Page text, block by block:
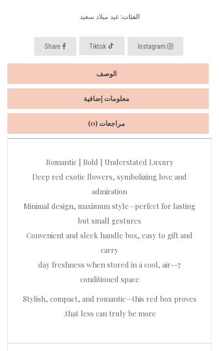
الفئات: عيد ميلاد سعيد
الوصف
معلومات إضافية
مراجعات (0)
Romantic | Bold | Understated Luxury
Deep red exotic flowers, symbolizing love and
admiration
Minimal design, maximum style—perfect for lasting
but small gestures
Convenient and sleek handle box, easy to gift and
carry
7-day freshness when stored in a cool, air-
conditioned space
Stylish, compact, and romantic—this red box proves
that less can truly be more.